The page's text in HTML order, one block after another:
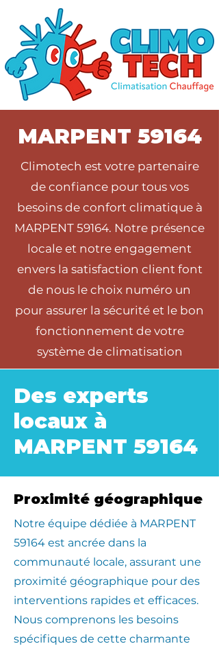
MARPENT 59164
Climotech est votre partenaire
de confiance pour tous vos
besoins de confort climatique à
MARPENT 59164. Notre présence
locale et notre engagement
envers la satisfaction client font
de nous le choix numéro un
pour assurer la sécurité et le bon
fonctionnement de votre
système de climatisation
Des experts
locaux à
MARPENT 59164
Proximité géographique
​Notre équipe dédiée à MARPENT
59164 est ancrée dans la
communauté locale, assurant une
proximité géographique pour des
interventions rapides et efficaces.
Nous comprenons les besoins
spécifiques de cette charmante